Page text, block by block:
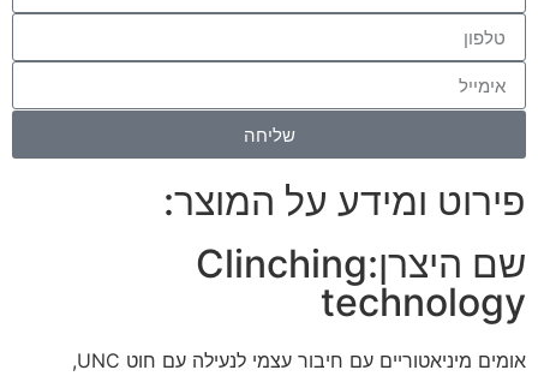
פירוט ומידע על המוצר:
שם היצרן:Clinching
technology
אומים מיניאטוריים עם חיבור עצמי לנעילה עם חוט UNC,
שליחה